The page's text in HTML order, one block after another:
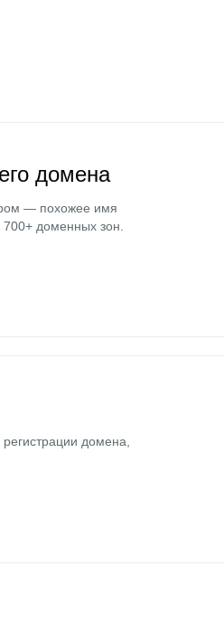
домена
— похожее имя
доменных зон.
домена,